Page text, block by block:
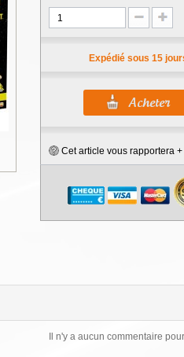
Expédié sous 15
Cet article vous rapportera +
Il n'y a aucun commentaire